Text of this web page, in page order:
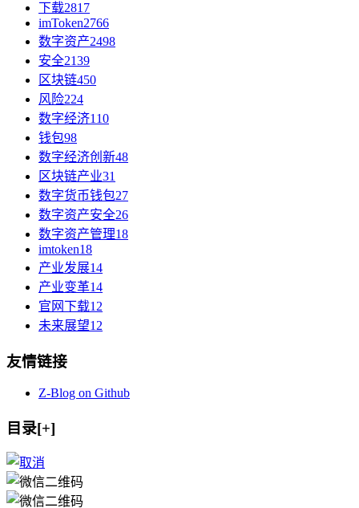
下载2817
imToken2766
数字资产2498
安全2139
区块链450
风险224
数字经济110
钱包98
数字经济创新48
区块链产业31
数字货币钱包27
数字资产安全26
数字资产管理18
imtoken18
产业发展14
产业变革14
官网下载12
未来展望12
友情链接
Z-Blog on Github
目录[+]